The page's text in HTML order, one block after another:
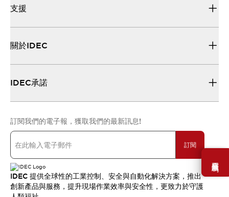
需要幫助嗎？
支援
關於IDEC
IDEC承諾
訂閱我們的電子報，獲取我們的最新訊息!
訂閱
IDEC 提供全球性的工業控制、安全與自動化解決方案，推出
創新產品與服務，提升現場作業效率與安全性，更致力於守護